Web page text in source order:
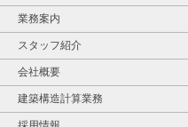
業務案内
スタッフ紹介
会社概要
建築構造計算業務